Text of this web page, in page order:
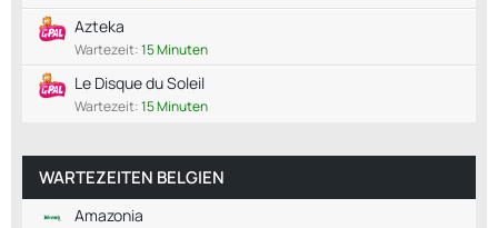
Azteka
Wartezeit:15 Minuten
Le Disque du Soleil
Wartezeit:15 Minuten
WARTEZEITEN BELGIEN
Amazonia